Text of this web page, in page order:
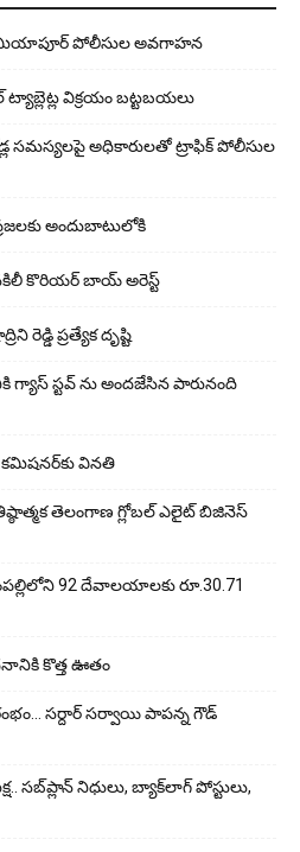
మియాపూర్ పోలీసుల అవగాహన
విక్రయం బట్టబయలు
సమస్యలపై అధికారులతో ట్రాఫిక్ పోలీసుల
అందుబాటులోకి
కొరియర్ బాయ్ అరెస్ట్
ప్రత్యేక దృష్టి
గ్యాస్ స్టవ్ ను అందజేసిన పారునంది
వినతి
తెలంగాణ గ్లోబల్ ఎలైట్ బిజినెస్
92 దేవాలయాలకు రూ.30.71
కొత్త ఊతం
సర్దార్ సర్వాయి పాపన్న గౌడ్
సబ్‌ప్లాన్ నిధులు, బ్యాక్‌లాగ్ పోస్టులు,